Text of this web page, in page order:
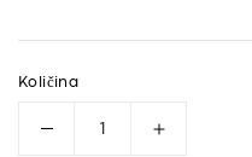
Količina